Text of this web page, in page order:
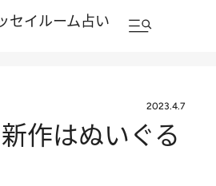
セイルーム占い
2023.4.7
作はぬいぐる